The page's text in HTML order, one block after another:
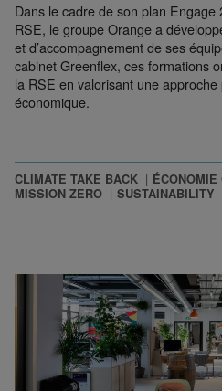
Dans le cadre de son plan Engage
RSE, le groupe Orange a
et d’accompagnement de ses
cabinet Greenflex, ces formations
la RSE en valorisant une
économique.
CLIMATE TAKE BACK
ÉCONOMIE
MISSION ZERO
SUSTAINABILITY